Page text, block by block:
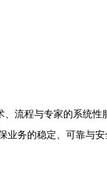
流程与专家的系统性
业务的稳定、可靠与安